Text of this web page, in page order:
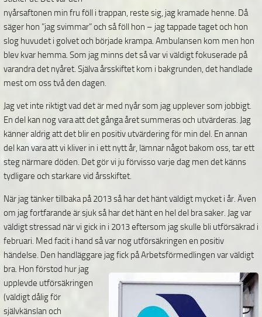
nyårsaftonen min fru föll i trappan, reste sig, jag kramade henne. Då
säger hon ”jag svimmar” och så föll hon – jag tappade taget och hon
slog huvudet i golvet och började krampa. Ambulansen kom men hon
blev kvar hemma. Som jag minns det så var vi väldigt fokuserade på
varandra det nyåret. Själva årsskiftet kom i bakgrunden, det handlade
mest om oss två den dagen.
Jag vet inte riktigt vad det är med nyår som jag upplever som jobbigt.
En del kan nog vara att det gånga året summeras och utvärderas. Jag
känner aldrig att det blir en positiv utvärdering för min del. En annan
del kan vara att vi kliver in i ett nytt år, lämnar något bakom oss, tar ett
steg närmare döden. Det gör vi ju förvisso varje dag men det känns
tydligare och starkare vid årsskiftet.
När jag tänker tillbaka på 2013 så har det hänt väldigt mycket i år. Även
om jag fortfarande är sjuk så har det hänt en hel del bra saker. Jag var
väldigt stressad när vi gick in i 2013 eftersom jag skulle bli utförsäkrad i
februari. Med facit i hand så var nog utförsäkringen en positiv
händelse. Den handläggare jag fick på Arbetsförmedlingen var väldigt
bra. Hon förstod hur jag
upplevde utförsäkringen
(väldigt dålig för
självkänslan och